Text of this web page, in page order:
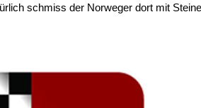
schmiss der Norweger dort mit